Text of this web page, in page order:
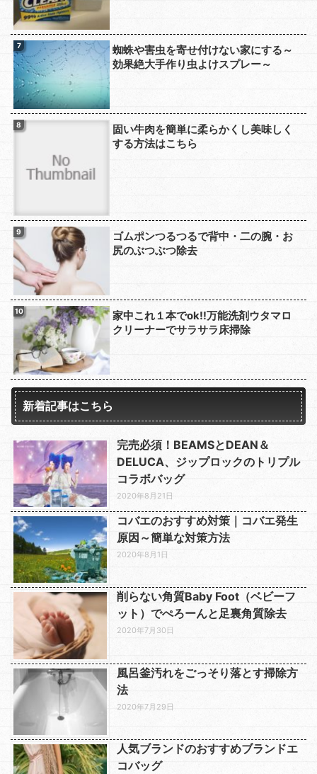
蜘蛛や害虫を寄せ付けない家にする～
効果絶大手作り虫よけスプレー～
固い牛肉を簡単に柔らかくし美味しく
する方法はこちら
ゴムポンつるつるで背中・二の腕・お
尻のぶつぶつ除去
家中これ１本でok!!万能洗剤ウタマロ
クリーナーでサラサラ床掃除
新着記事はこちら
完売必須！BEAMSとDEAN＆
DELUCA、ジップロックのトリプル
コラボバッグ
2020年8月21日
コバエのおすすめ対策｜コバエ発生
原因～簡単な対策方法
2020年8月1日
削らない角質Baby Foot（ベビーフ
ット）でぺろーんと足裏角質除去
2020年7月30日
風呂釜汚れをごっそり落とす掃除方
法
2020年7月29日
人気ブランドのおすすめブランドエ
コバッグ